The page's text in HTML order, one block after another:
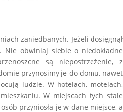
zaniedbanych. Jeżeli dosięgnął
obwiniaj siebie o niedokładne
są niepostrzeżenie, z
przynosimy je do domu, nawet
ludzie. W hotelach, motelach,
W miejscach tych stale
przyniosła je w dane miejsce, a